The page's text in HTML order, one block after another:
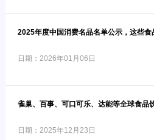
2025年度中国消费名品名单公示，这些食
日期：2026年01月06日
雀巢、百事、可口可乐、达能等全球食品
日期：2025年12月23日